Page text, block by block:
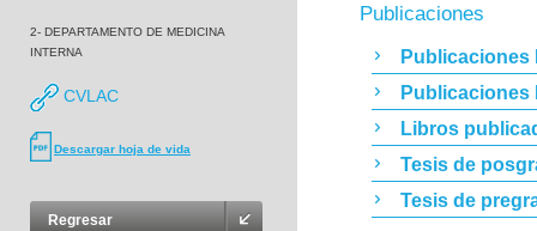
2- DEPARTAMENTO DE MEDICINA
INTERNA
CVLAC
Descargar hoja de vida
Regresar
Publicaciones
Publicaciones
Publicaciones
Libros
Tesis de
Tesis de